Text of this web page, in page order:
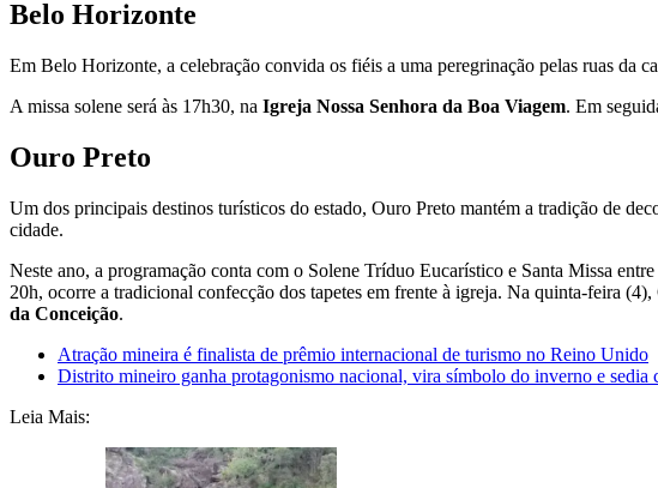
Belo Horizonte
Em Belo Horizonte, a celebração convida os fiéis a uma peregrinação pelas ruas da
A missa solene será às 17h30, na Igreja Nossa Senhora da Boa Viagem. Em
Ouro Preto
Um dos principais destinos turísticos do estado, Ouro Preto mantém a tradição de
cidade.
Neste ano, a programação conta com o Solene Tríduo Eucarístico e Santa Missa
20h, ocorre a tradicional confecção dos tapetes em frente à igreja. Na quinta-feira
da Conceição.
Atração mineira é finalista de prêmio internacional de turismo no Reino Unido
Distrito mineiro ganha protagonismo nacional, vira símbolo do inverno e sedia
Leia Mais: